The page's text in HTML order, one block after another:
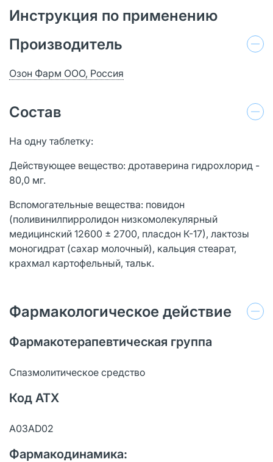
Инструкция по применению
Производитель
Озон Фарм ООО, Россия
Состав
На одну таблетку:
Действующее вещество: дротаверина гидрохлорид -
80,0 мг.
Вспомогательные вещества: повидон
(поливинилпирролидон низкомолекулярный
медицинский 12600 ± 2700, пласдон К-17), лактозы
моногидрат (сахар молочный), кальция стеарат,
крахмал картофельный, тальк.
Фармакологическое действие
Фармакотерапевтическая группа
Спазмолитическое средство
Код АТХ
A03AD02
Фармакодинамика: